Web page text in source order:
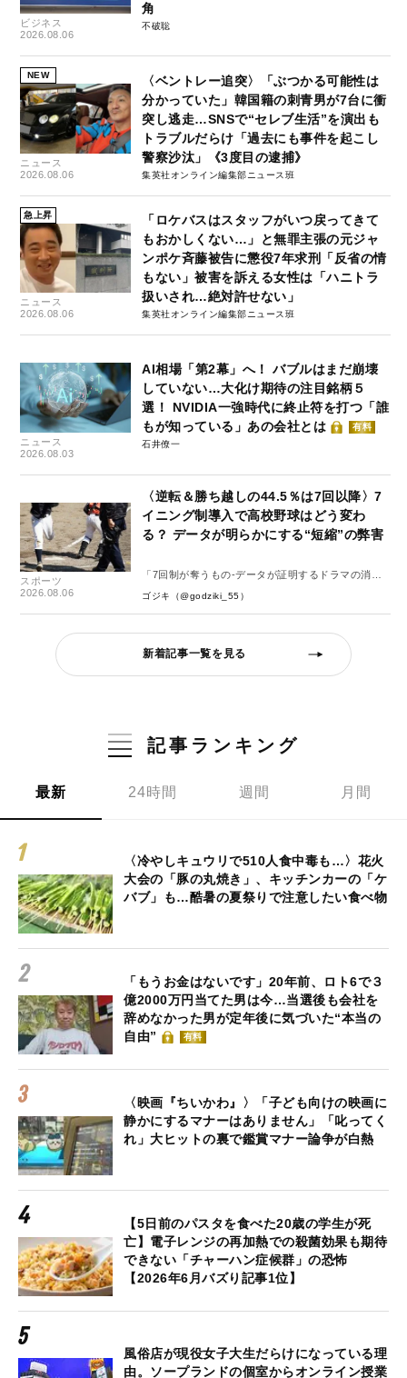
ビジネス
2026.08.06
角
不破聡
NEW
ニュース
2026.08.06
〈ベントレー追突〉「ぶつかる可能性は
分かっていた」韓国籍の刺青男が7台に衝
突し逃走…SNSで“セレブ生活”を演出も
トラブルだらけ「過去にも事件を起こし
警察沙汰」《3度目の逮捕》
集英社オンライン編集部ニュース班
急上昇
ニュース
2026.08.06
「ロケバスはスタッフがいつ戻ってきて
もおかしくない…」と無罪主張の元ジャ
ンポケ斉藤被告に懲役7年求刑「反省の情
もない」被害を訴える女性は「ハニトラ
扱いされ…絶対許せない」
集英社オンライン編集部ニュース班
ニュース
2026.08.03
AI相場「第2幕」へ！ バブルはまだ崩壊
していない…大化け期待の注目銘柄５
選！ NVIDIA一強時代に終止符を打つ「誰
もが知っている」あの会社とは
有料
石井僚一
スポーツ
2026.08.06
〈逆転＆勝ち越しの44.5％は7回以降〉7
イニング制導入で高校野球はどう変わ
る？ データが明らかにする“短縮”の弊害
「7回制が奪うもの-データが証明するドラマの消
失-」
ゴジキ（@godziki_55）
新着記事一覧を見る
記事ランキング
最新 24時間 週間 月間
〈冷やしキュウリで510人食中毒も…〉花火
大会の「豚の丸焼き」、キッチンカーの「ケ
バブ」も…酷暑の夏祭りで注意したい食べ物
「もうお金はないです」20年前、ロト6で３
億2000万円当てた男は今…当選後も会社を
辞めなかった男が定年後に気づいた“本当の
自由”
有料
〈映画『ちいかわ』〉「子ども向けの映画に
静かにするマナーはありません」「叱ってく
れ」大ヒットの裏で鑑賞マナー論争が白熱
【5日前のパスタを食べた20歳の学生が死
亡】電子レンジの再加熱での殺菌効果も期待
できない「チャーハン症候群」の恐怖
【2026年6月バズり記事1位】
風俗店が現役女子大生だらけになっている理
由。ソープランドの個室からオンライン授業